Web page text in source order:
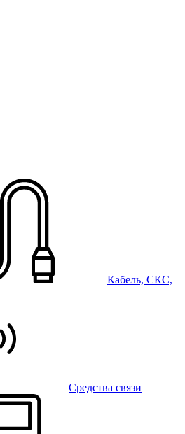
Кабель, СКС,
Средства связи